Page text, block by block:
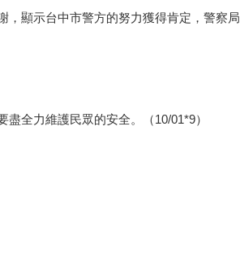
顯示台中市警方的努力獲得肯定，警察局
全力維護民眾的安全。（10/01*9）